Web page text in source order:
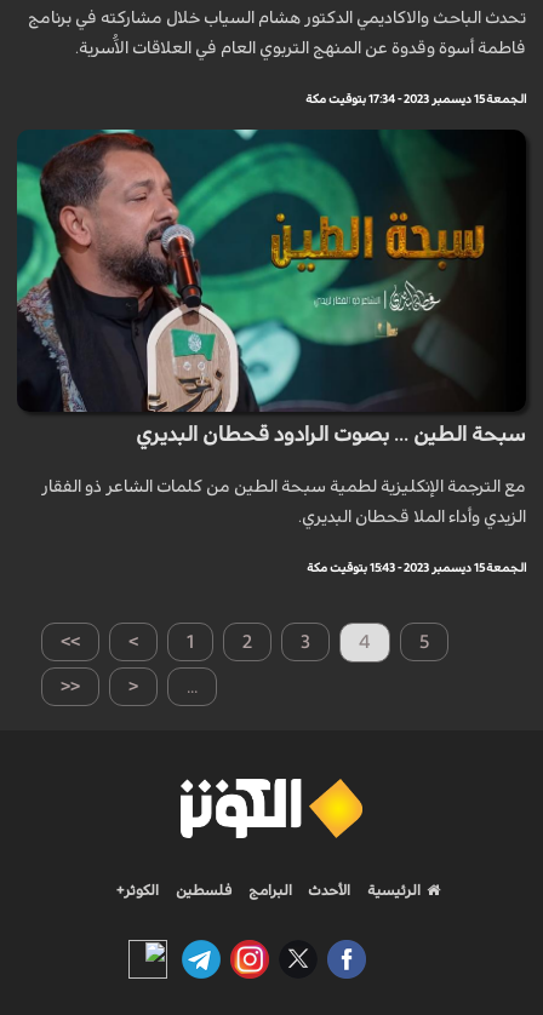
تحدث الباحث والاكاديمي الدكتور هشام السياب خلال مشاركته في برنامج
فاطمة أسوة وقدوة عن المنهج التربوي العام في العلاقات الاَُسرية.
الجمعة 15 ديسمبر 2023 - 17:34 بتوقيت مكة
سبحة الطين ... بصوت الرادود قحطان البديري
مع الترجمة الإنكليزية لطمية سبحة الطين من كلمات الشاعر ذو الفقار
الزيدي وأداء الملا قحطان البديري.
الجمعة 15 ديسمبر 2023 - 15:43 بتوقيت مكة
>> > 1 2 3 4 5
...
<
<<
الرئيسية الأحدث البرامج فلسطين الكوثر+